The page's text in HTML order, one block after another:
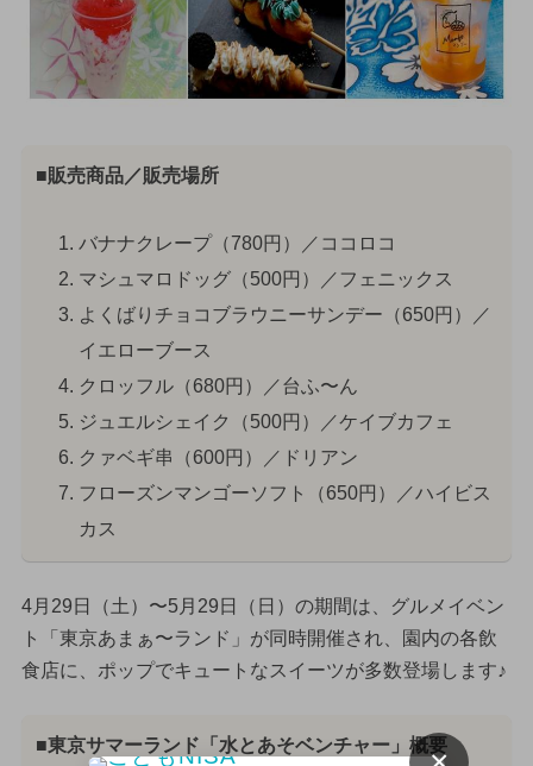
■販売商品／販売場所
バナナクレープ（780円）／ココロコ
マシュマロドッグ（500円）／フェニックス
よくばりチョコブラウニーサンデー（650円）／
イエローブース
クロッフル（680円）／台ふ〜ん
ジュエルシェイク（500円）／ケイブカフェ
クァベギ串（600円）／ドリアン
フローズンマンゴーソフト（650円）／ハイビス
カス
4月29日（土）〜5月29日（日）の期間は、グルメイベン
ト「東京あまぁ〜ランド」が同時開催され、園内の各飲
食店に、ポップでキュートなスイーツが多数登場します♪
■東京サマーランド「水とあそベンチャー」概要